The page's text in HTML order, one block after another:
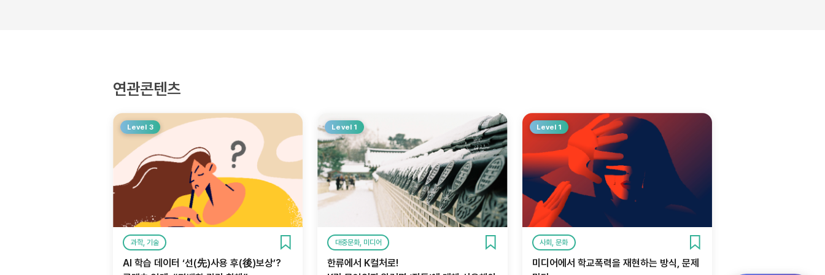
연관콘텐츠
Level 3
과학, 기술
AI 학습 데이터 ‘선(先)사용 후(後)보상’?
Level 1
대중문화, 미디어
한류에서 K컬처로!
Level 1
사회, 문화
미디어에서 학교폭력을 재현하는 방식, 문제